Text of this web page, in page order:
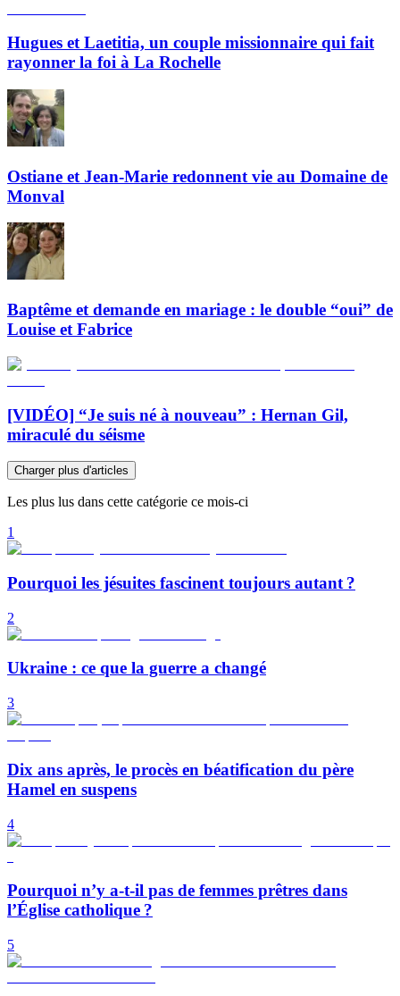
Hugues et Laetitia, un couple missionnaire qui fait
rayonner la foi à La Rochelle
Ostiane et Jean-Marie redonnent vie au Domaine de
Monval
Baptême et demande en mariage : le double “oui” de
Louise et Fabrice
[VIDÉO] “Je suis né à nouveau” : Hernan Gil,
miraculé du séisme
Charger plus d'articles
Les plus lus dans cette catégorie ce mois-ci
1
Pourquoi les jésuites fascinent toujours autant ?
2
Ukraine : ce que la guerre a changé
3
Dix ans après, le procès en béatification du père
Hamel en suspens
4
Pourquoi n’y a-t-il pas de femmes prêtres dans
l’Église catholique ?
5